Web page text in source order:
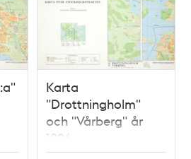
Karta
"Drottningholm"
och "Vårberg" år
1996